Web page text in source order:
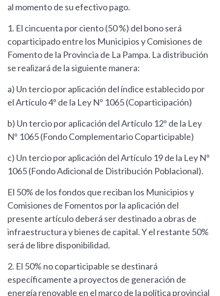
al momento de su efectivo pago.
1. El cincuenta por ciento (50 %) del bono será
coparticipado entre los Municipios y Comisiones de
Fomento de la Provincia de La Pampa. La distribución
se realizará de la siguiente manera:
a) Un tercio por aplicación del índice establecido por
el Artículo 4º de la Ley Nº 1065 (Coparticipación)
b) Un tercio por aplicación del Artículo 12º de la Ley
Nº 1065 (Fondo Complementario Coparticipable)
c) Un tercio por aplicación del Artículo 19 de la Ley Nº
1065 (Fondo Adicional de Distribución Poblacional).
El 50% de los fondos que reciban los Municipios y
Comisiones de Fomentos por la aplicación del
presente artículo deberá ser destinado a obras de
infraestructura y bienes de capital. Y el restante 50%
será de libre disponibilidad.
2. El 50% no coparticipable se destinará
específicamente a proyectos de generación de
energía renovable en el marco de la política provincial